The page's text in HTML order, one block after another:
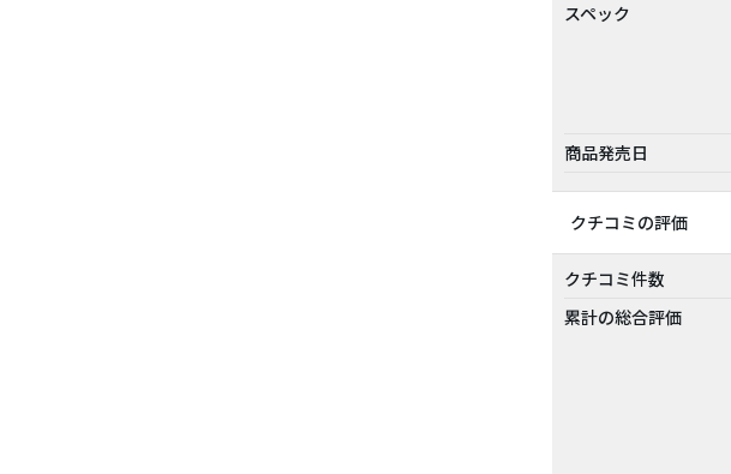
スペック
商品発売日
クチコミの評価
クチコミ件数
累計の総合評価